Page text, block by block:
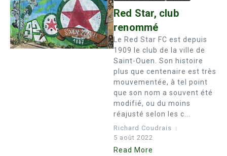
Red Star, club
renommé
Le Red Star FC est depuis
1909 le club de la ville de
Saint-Ouen. Son histoire
plus que centenaire est très
mouvementée, à tel point
que son nom a souvent été
modifié, ou du moins
réajusté selon les c...
Richard Coudrais
5 août 2022
Read More